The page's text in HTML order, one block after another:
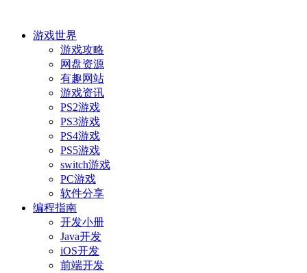
游戏世界
游戏攻略
网盘资源
有趣网站
游戏资讯
PS2游戏
PS3游戏
PS4游戏
PS5游戏
switch游戏
PC游戏
软件分享
编程指南
开发小册
Java开发
iOS开发
前端开发